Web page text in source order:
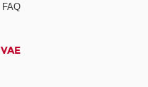
FAQ
VAE